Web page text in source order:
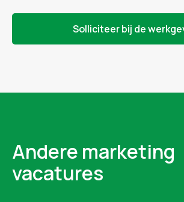
Solliciteer bij de
Andere marketing
vacatures